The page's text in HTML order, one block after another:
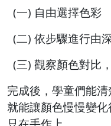
(一) 自由選擇色彩
(二) 依步驟進行由
(三) 觀察顏色對比
完成後，學童們能
就能讓顏色慢慢變